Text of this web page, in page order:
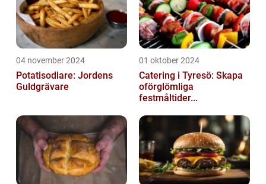
04 november 2024
Potatisodlare: Jordens
Guldgrävare
01 oktober 2024
Catering i Tyresö: Skapa
oförglömliga
festmåltider...